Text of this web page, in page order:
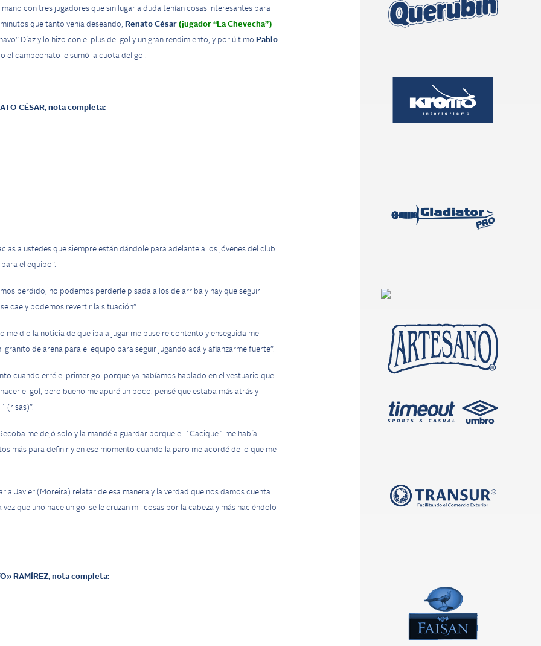
con tres jugadores que sin lugar a duda tenían cosas interesantes para
que tanto venía deseando, Renato César (jugador “La Chevecha”)
Díaz y lo hizo con el plus del gol y un gran rendimiento, y por último Pablo
el campeonato le sumó la cuota del gol.
CÉSAR, nota completa:
a ustedes que siempre están dándole para adelante a los jóvenes del club
el equipo”.
perdido, no podemos perderle pisada a los de arriba y hay que seguir
cae y podemos revertir la situación”.
me dio la noticia de que iba a jugar me puse re contento y enseguida me
de arena para el equipo para seguir jugando acá y afianzarme fuerte”.
cuando erré el primer gol porque ya habíamos hablado en el vestuario que
el gol, pero bueno me apuré un poco, pensé que estaba más atrás y
(risas)”.
me dejó solo y la mandé a guardar porque el `Cacique´ me había
más para definir y en ese momento cuando la paro me acordé de lo que me
a Javier (Moreira) relatar de esa manera y la verdad que nos damos cuenta
que uno hace un gol se le cruzan mil cosas por la cabeza y más haciéndolo
RAMÍREZ, nota completa: